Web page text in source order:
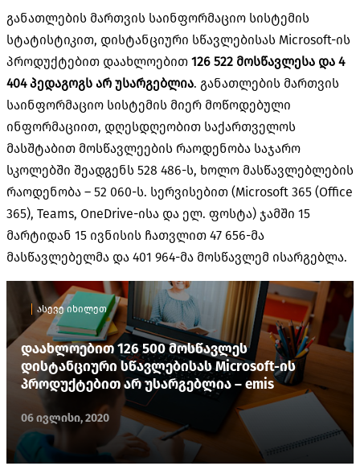
განათლების მართვის საინფორმაციო სისტემის
სტატისტიკით, დისტანციური სწავლებისას Microsoft-ის
პროდუქტებით დაახლოებით 126 522 მოსწავლესა და 4
404 პედაგოგს არ უსარგებლია. განათლების მართვის
საინფორმაციო სისტემის მიერ მოწოდებული
ინფორმაციით, დღესდღეობით საქართველოს
მასშტაბით მოსწავლეების რაოდენობა საჯარო
სკოლებში შეადგენს 528 486-ს, ხოლო მასწავლებლების
რაოდენობა – 52 060-ს. სერვისებით (Microsoft 365 (Office
365), Teams, OneDrive-ისა და ელ. ფოსტა) ჯამში 15
მარტიდან 15 ივნისის ჩათვლით 47 656-მა
მასწავლებელმა და 401 964-მა მოსწავლემ ისარგებლა.
ასევე იხილეთ
დაახლოებით 126 500 მოსწავლეს
დისტანციური სწავლებისას Microsoft-ის
პროდუქტებით არ უსარგებლია – emis
06 ივლისი, 2020